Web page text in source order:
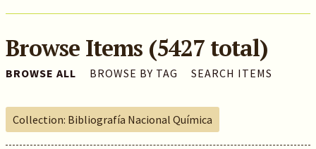
Browse Items (5427 total)
BROWSE ALL BROWSE BY TAG SEARCH ITEMS
Collection: Bibliografía Nacional Química